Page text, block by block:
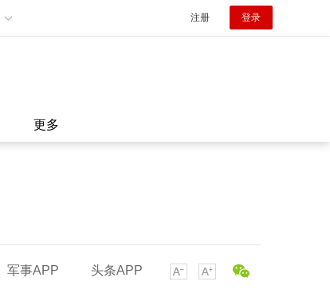
注册 登录
更多
军事APP 头条APP